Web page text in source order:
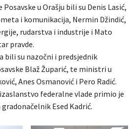
u Orašju bili su Denis Lasić,
i komunikacija, Nermin Džindić,
rudarstva i industrije i Mato
pravde.
bili su nazočni i predsjednik
Blaž Župarić, te ministri u
Anes Osmanović i Pero Radić.
federalne vlade primio je
Esed Kadrić.